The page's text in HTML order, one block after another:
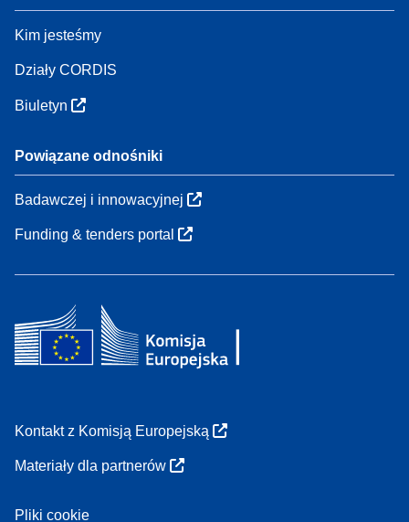
Kim jesteśmy
Działy CORDIS
Biuletyn
Powiązane odnośniki
Badawczej i innowacyjnej
Funding & tenders portal
Kontakt z Komisją Europejską
Materiały dla partnerów
Pliki cookie